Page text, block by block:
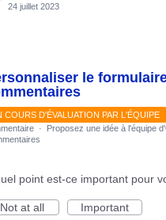
24 juillet 2023
le
COURS D'ÉVALUATION PAR L'ÉQUIPE
· Proposez une idée à l'équipe
point est-ce important pour
Not at all
Important